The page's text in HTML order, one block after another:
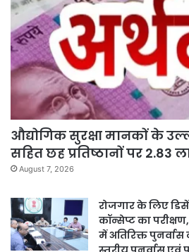
औद्योगिक सुरक्षा मानकों के
सहित छह प्रतिष्ठानों पर 2.83
August 7, 2026
रोजगार के लिए
कॉन्सेप्ट का
में अतिरिक्त